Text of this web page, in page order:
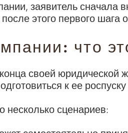
заявитель сначала
этого первого шага
что
своей юридической
к ее
несколько сценариев: